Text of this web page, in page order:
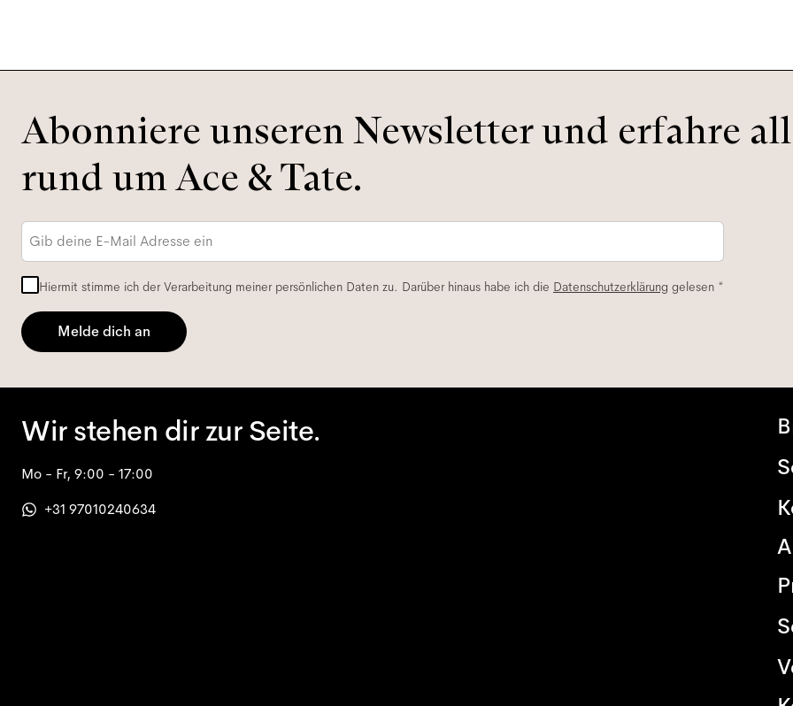
Abonniere unseren Newsletter und erfahre
rund um Ace & Tate.
Adresse
Hiermit stimme ich der Verarbeitung meiner persönlichen Daten zu. Darüber hinaus habe ich die Datenschutzerklärung gelesen *
Melde dich an
Wir stehen dir zur Seite.
Mo - Fr, 9:00 - 17:00
+31 97010240634